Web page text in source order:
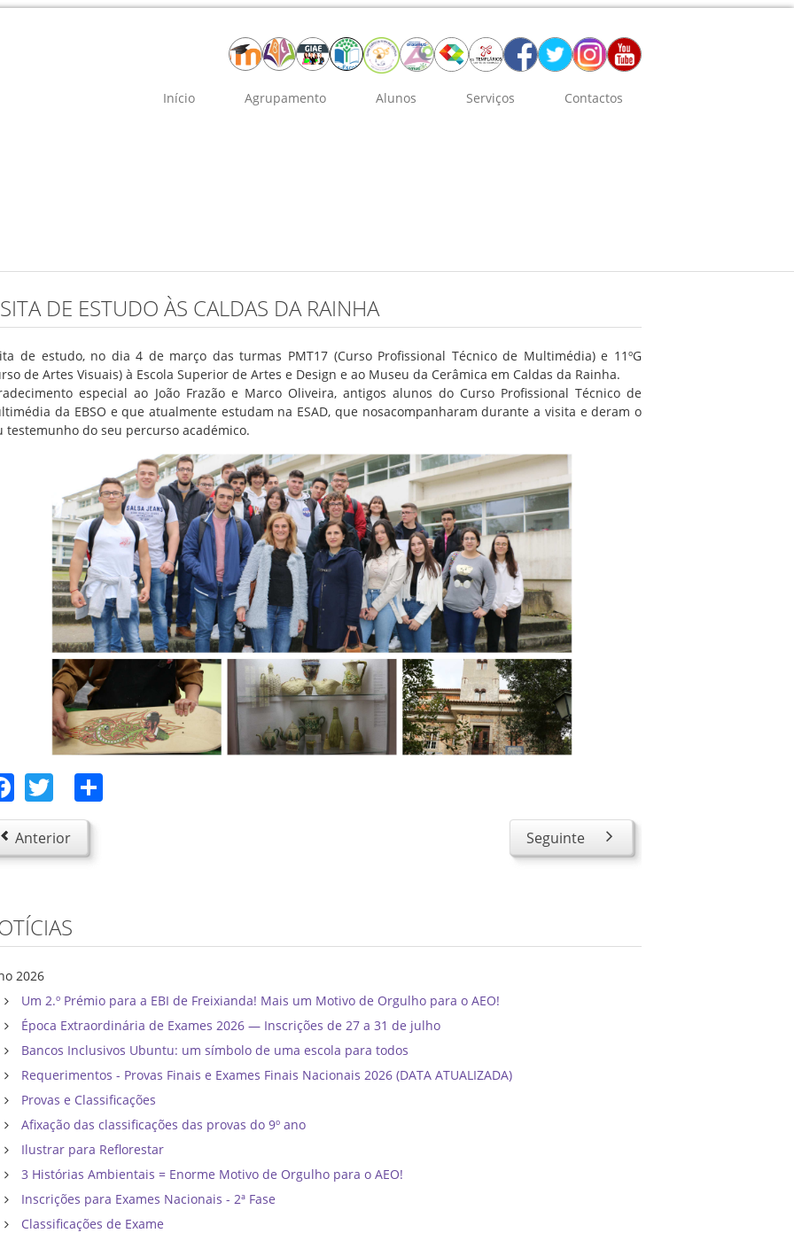
Início Agrupamento Alunos Serviços Contactos
DE ESTUDO ÀS CALDAS DA RAINHA
de estudo, no dia 4 de março das turmas PMT17 (Curso Profissional Técnico de Multimédia) e 11ºG
de Artes Visuais) à Escola Superior de Artes e Design e ao Museu da Cerâmica em Caldas da Rainha.
especial ao João Frazão e Marco Oliveira, antigos alunos do Curso Profissional Técnico de
da EBSO e que atualmente estudam na ESAD, que nosacompanharam durante a visita e deram o
testemunho do seu percurso académico.
Facebook
Twitter
Anterior Seguinte
2026
Um 2.º Prémio para a EBI de Freixianda! Mais um Motivo de Orgulho para o AEO!
Época Extraordinária de Exames 2026 — Inscrições de 27 a 31 de julho
Bancos Inclusivos Ubuntu: um símbolo de uma escola para todos
Requerimentos - Provas Finais e Exames Finais Nacionais 2026 (DATA ATUALIZADA)
Provas e Classificações
Afixação das classificações das provas do 9º ano
Ilustrar para Reflorestar
3 Histórias Ambientais = Enorme Motivo de Orgulho para o AEO!
Inscrições para Exames Nacionais - 2ª Fase
Classificações de Exame